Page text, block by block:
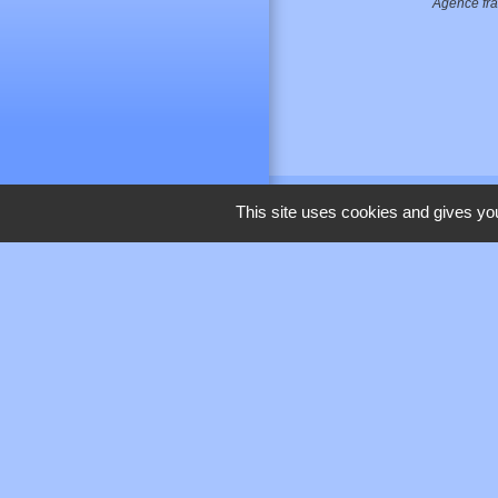
Agence
This site uses cookies and gives